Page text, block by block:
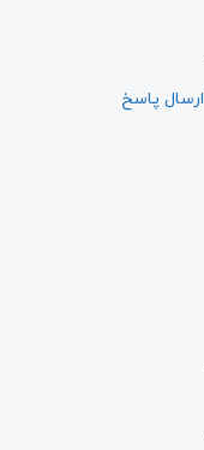
ارسال پاسخ